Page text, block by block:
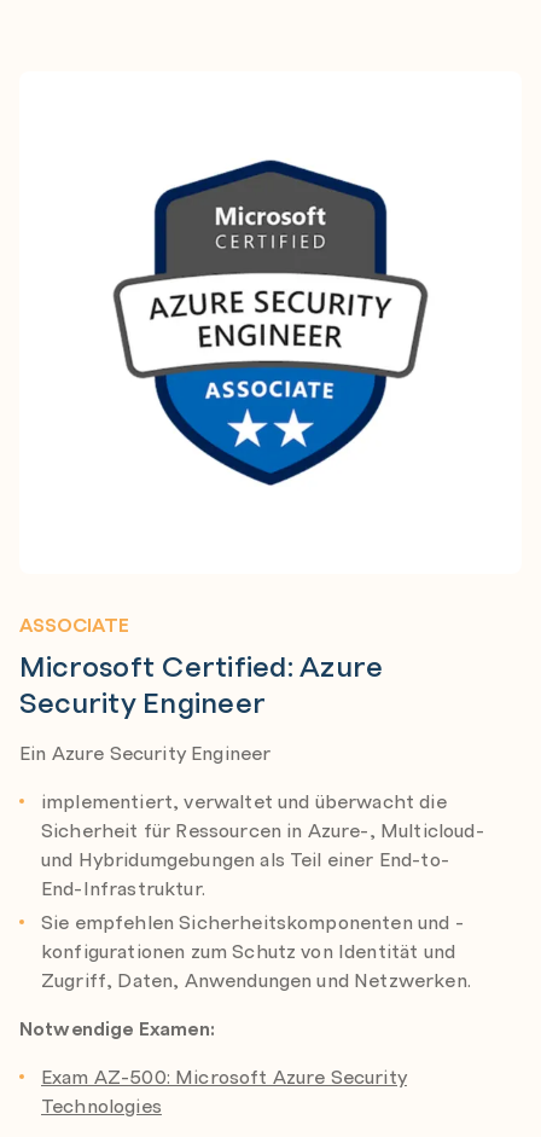
ASSOCIATE
Microsoft Certified: Azure
Security Engineer
Ein Azure Security Engineer
implementiert, verwaltet und überwacht die
Sicherheit für Ressourcen in Azure-, Multicloud-
und Hybridumgebungen als Teil einer End-to-
End-Infrastruktur.
Sie empfehlen Sicherheitskomponenten und -
konfigurationen zum Schutz von Identität und
Zugriff, Daten, Anwendungen und Netzwerken.
Notwendige Examen:
Exam AZ-500: Microsoft Azure Security
Technologies